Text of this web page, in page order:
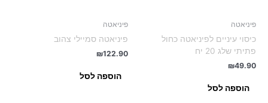
פיניאטה
כיסוי עיניים לפיניאטה כחול
פתיתי שלג 20 יח
₪49.90
הוספה לסל
פיניאטה
פיניאטה סמיילי צהוב
₪122.90
הוספה לסל